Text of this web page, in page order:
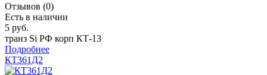
Отзывов (0)
Есть в наличии
5 руб.
транз Si РФ корп КТ-13
Подробнее
КТ361Д2